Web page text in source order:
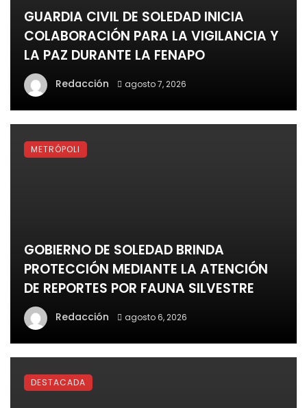
GUARDIA CIVIL DE SOLEDAD INICIA
COLABORACIÓN PARA LA VIGILANCIA Y
LA PAZ DURANTE LA FENAPO
Redacción agosto 7, 2026
GOBIERNO DE SOLEDAD BRINDA
PROTECCIÓN MEDIANTE LA ATENCIÓN
DE REPORTES POR FAUNA SILVESTRE
Redacción agosto 6, 2026
METRÓPOLI
DESTACADA